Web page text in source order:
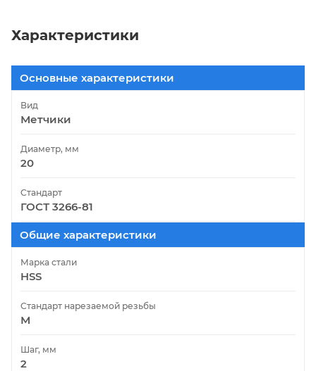
Характеристики
Основные характеристики
Вид
Метчики
Диаметр, мм
20
Стандарт
ГОСТ 3266-81
Общие характеристики
Марка стали
HSS
Стандарт нарезаемой резьбы
М
Шаг, мм
2